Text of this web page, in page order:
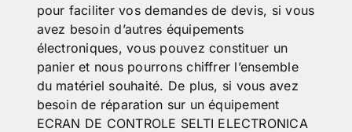
pour faciliter vos demandes de devis, si vous
avez besoin d’autres équipements
électroniques, vous pouvez constituer un
panier et nous pourrons chiffrer l’ensemble
du matériel souhaité. De plus, si vous avez
besoin de réparation sur un équipement
ECRAN DE CONTROLE SELTI ELECTRONICA